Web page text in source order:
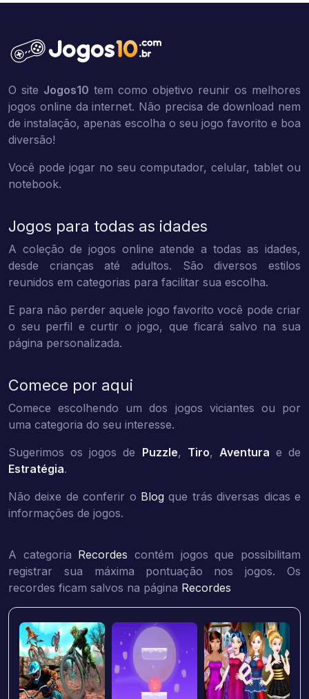
O site Jogos10 tem como objetivo reunir os melhores
jogos online da internet. Não precisa de download nem
de instalação, apenas escolha o seu jogo favorito e boa
diversão!
Você pode jogar no seu computador, celular, tablet ou
notebook.
Jogos para todas as idades
A coleção de jogos online atende a todas as idades,
desde crianças até adultos. São diversos estilos
reunidos em categorias para facilitar sua escolha.
E para não perder aquele jogo favorito você pode criar
o seu perfil e curtir o jogo, que ficará salvo na sua
página personalizada.
Comece por aqui
Comece escolhendo um dos jogos viciantes ou por
uma categoria do seu interesse.
Sugerimos os jogos de Puzzle, Tiro, Aventura e de
Estratégia.
Não deixe de conferir o Blog que trás diversas dicas e
informações de jogos.
A categoria Recordes contém jogos que possibilitam
registrar sua máxima pontuação nos jogos. Os
recordes ficam salvos na página Recordes